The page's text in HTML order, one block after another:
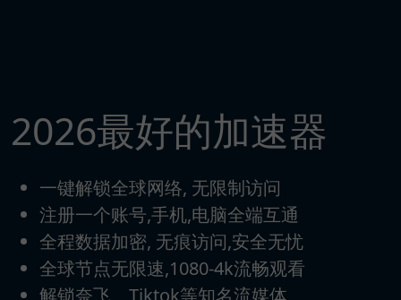
2026最好的加速器
一键解锁全球网络, 无限制访问
注册一个账号,手机,电脑全端互通
全程数据加密, 无痕访问,安全无忧
全球节点无限速,1080-4k流畅观看